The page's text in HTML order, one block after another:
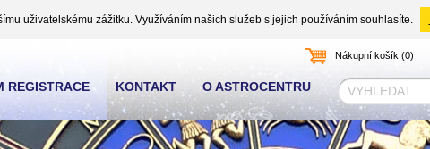
uživatelskému zážitku. Využíváním našich služeb s jejich používáním souhlasíte.
REGISTRACE KONTAKT O ASTROCENTRU
Nákupní košík (0)